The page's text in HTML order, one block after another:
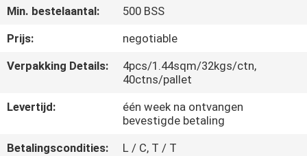
KWALITEITSCONTROLE
NEEM
MET
Min. bestelaantal:
500 BSS
Prijs:
negotiable
Verpakking Details:
4pcs/1.44sqm/32kgs/ctn,
40ctns/pallet
Levertijd:
één week na ontvangen
bevestigde betaling
Betalingscondities:
L / C, T / T